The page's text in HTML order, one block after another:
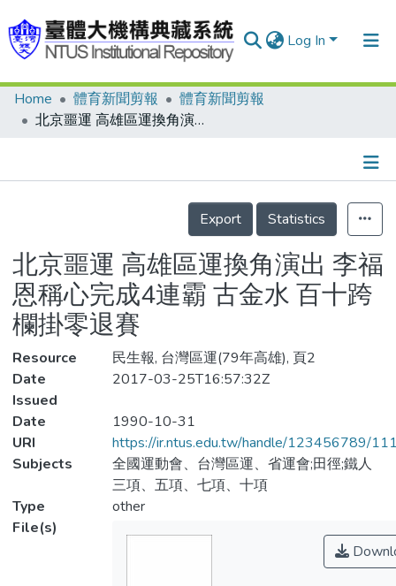
Log In
Communities & Collections
Statistics
Home 體育新聞剪報
體育新聞剪報
北京噩運 高雄區運換角演出 李福恩稱心完成4連霸 古金水 百十跨欄掛零退賽
Details
Export
Statistics
北京噩運 高雄區運換角演出 李福
恩稱心完成4連霸 古金水 百十跨
欄掛零退賽
Resource
民生報, 台灣區運(79年高雄), 頁2
Date
Issued
2017-03-25T16:57:32Z
Date
1990-10-31
URI
https://ir.ntus.edu.tw/handle/123456789/
Subjects
全國運動會、台灣區運、省運會;田徑;鐵人
三項、五項、七項、十項
Type
other
File(s)